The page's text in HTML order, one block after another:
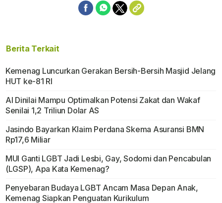
Berita Terkait
Kemenag Luncurkan Gerakan Bersih-Bersih Masjid Jelang
HUT ke-81 RI
AI Dinilai Mampu Optimalkan Potensi Zakat dan Wakaf
Senilai 1,2 Triliun Dolar AS
Jasindo Bayarkan Klaim Perdana Skema Asuransi BMN
Rp17,6 Miliar
MUI Ganti LGBT Jadi Lesbi, Gay, Sodomi dan Pencabulan
(LGSP), Apa Kata Kemenag?
Penyebaran Budaya LGBT Ancam Masa Depan Anak,
Kemenag Siapkan Penguatan Kurikulum